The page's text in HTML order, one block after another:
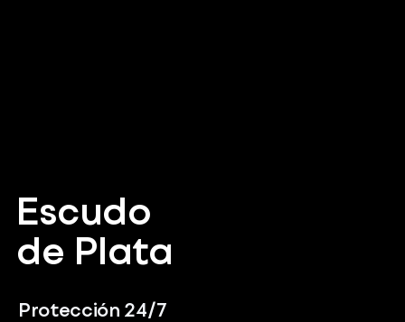
Escudo
de Plata
Protección 24/7